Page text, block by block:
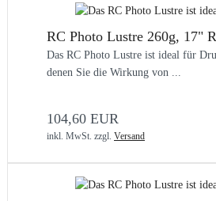
RC Photo Lustre 260g, 17"
Das RC Photo Lustre ist ideal für
denen Sie die Wirkung von ...
104,60 EUR
inkl. MwSt. zzgl. Versand